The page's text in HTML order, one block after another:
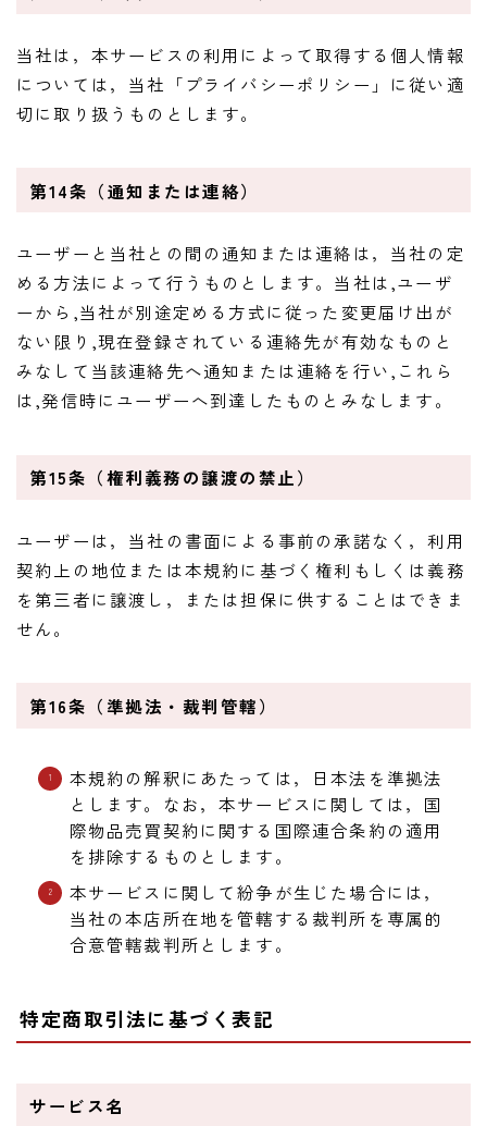
当社は，本サービスの利用によって取得する個人情報
については，当社「プライバシーポリシー」に従い適
切に取り扱うものとします。
第14条（通知または連絡）
ユーザーと当社との間の通知または連絡は，当社の定
める方法によって行うものとします。当社は,ユーザ
ーから,当社が別途定める方式に従った変更届け出が
ない限り,現在登録されている連絡先が有効なものと
みなして当該連絡先へ通知または連絡を行い,これら
は,発信時にユーザーへ到達したものとみなします。
第15条（権利義務の譲渡の禁止）
ユーザーは，当社の書面による事前の承諾なく，利用
契約上の地位または本規約に基づく権利もしくは義務
を第三者に譲渡し，または担保に供することはできま
せん。
第16条（準拠法・裁判管轄）
本規約の解釈にあたっては，日本法を準拠法
とします。なお，本サービスに関しては，国
際物品売買契約に関する国際連合条約の適用
を排除するものとします。
本サービスに関して紛争が生じた場合には，
当社の本店所在地を管轄する裁判所を専属的
合意管轄裁判所とします。
特定商取引法に基づく表記
サービス名